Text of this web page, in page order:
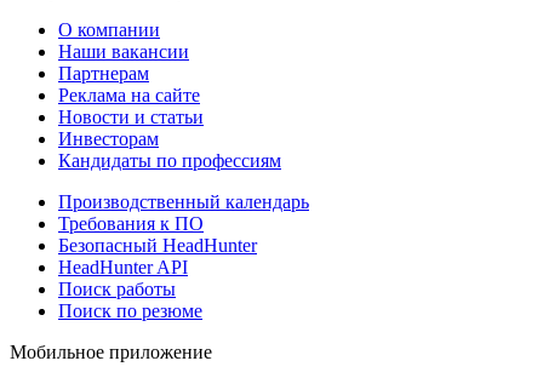
О компании
Наши вакансии
Партнерам
Реклама на сайте
Новости и статьи
Инвесторам
Кандидаты по профессиям
Производственный календарь
Требования к ПО
Безопасный HeadHunter
HeadHunter API
Поиск работы
Поиск по резюме
Мобильное приложение